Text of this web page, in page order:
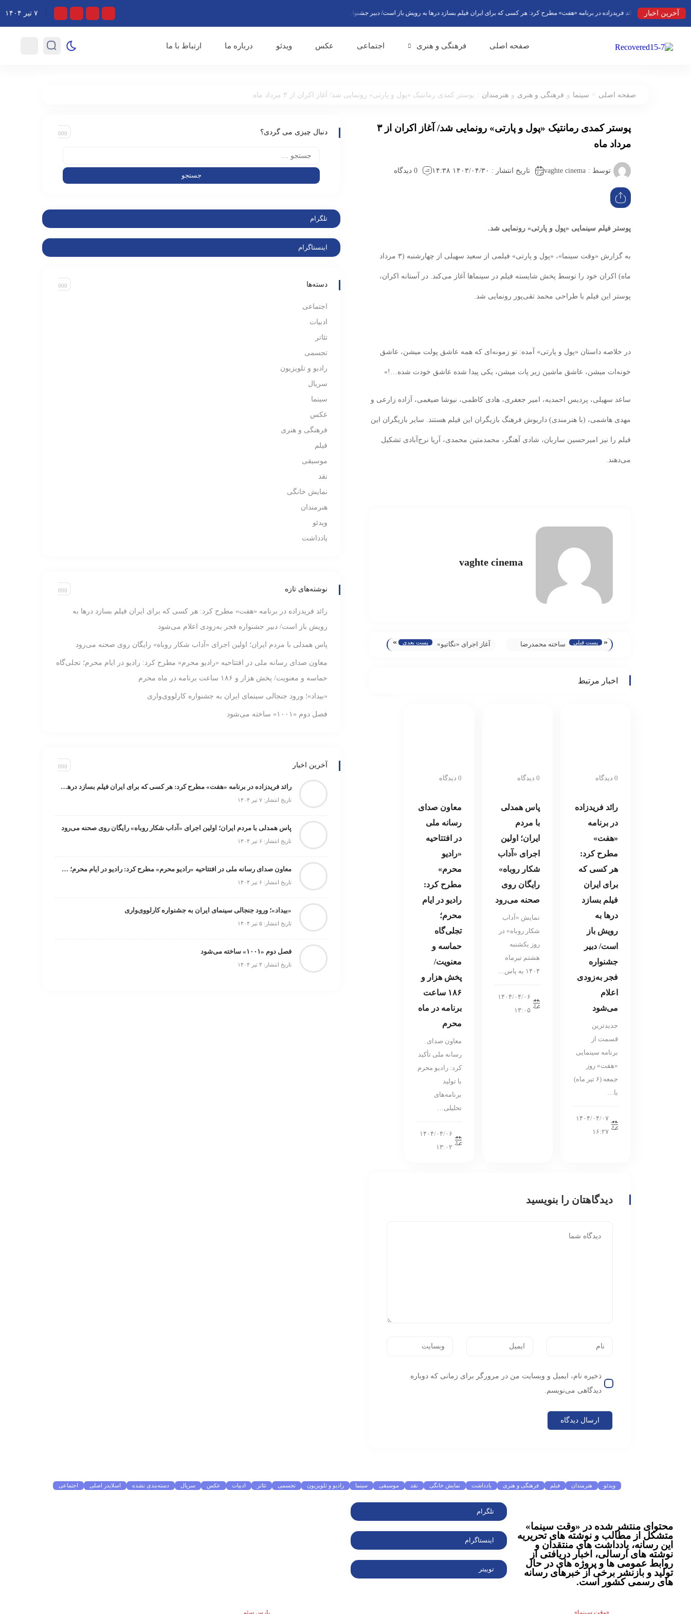
آخرین اخباررائد فریدزاده در برنامه «هفت» مطرح کرد: هر کسی که برای ایران فیلم بسازد در‌ها به رویش باز است/ دبیر جشنواره فجر به‌زودی اعلام می‌شود معاون صدای رسانه
۷ تیر ۱۴۰۴
صفحه اصلی فرهنگی و هنری اجتماعی عکس ویدئو درباره ما ارتباط با ما
صفحه اصلی > سینما و فرهنگی و هنری و هنرمندان : پوستر کمدی رمانتیک «پول و پارتی» رونمایی شد/ آغاز اکران از ۳ مرداد ماه
پوستر کمدی رمانتیک «پول و پارتی» رونمایی شد/ آغاز اکران از ۳
مرداد ماه
توسط : vaghte cinema تاریخ انتشار : ۱۴۰۳/۰۴/۳۰ ۱۴:۳۸ 0 دیدگاه
پوستر فیلم سینمایی «پول و پارتی» رونمایی شد.
به گزارش «وقت سینما»، «پول و پارتی» فیلمی از سعید سهیلی از چهارشنبه (۳ مرداد
ماه) اکران خود را توسط پخش شایسته فیلم در سینماها آغاز می‌کند. در آستانه اکران،
پوستر این فیلم با طراحی محمد تقی‌پور رونمایی شد.
در خلاصه داستان «پول و پارتی» آمده: تو زمونه‌ای که همه عاشق پولت میشن، عاشق
خونه‌ات میشن، عاشق ماشین زیر پات میشن، یکی پیدا شده عاشق خودت شده…!»
ساعد سهیلی، پردیس احمدیه، امیر جعفری، هادی کاظمی، نیوشا ضیغمی، آزاده زارعی و
مهدی هاشمی، (با هنرمندی) داریوش فرهنگ بازیگران این فیلم هستند. سایر بازیگران این
فیلم را نیز امیرحسین ساربان، شادی آهنگر، محمدمتین محمدی، آریا نرج‌آبادی تشکیل
می‌دهند.
vaghte cinema
« پست قبلی
ساخته محمدرضا
آغاز اجرای «نگاتیو»
پست بعدی »
اخبار مرتبط
0 دیدگاه
رائد فریدزاده
در برنامه
«هفت»
مطرح کرد:
هر کسی که
برای ایران
فیلم بسازد
در‌ها به
رویش باز
است/ دبیر
جشنواره
فجر به‌زودی
اعلام
می‌شود
جدیدترین
قسمت از
برنامه سینمایی
«هفت» روز
جمعه (۶ تیر ماه)
با…
۱۴۰۴/۰۴/۰۷
۱۶:۲۷
0 دیدگاه
پاس همدلی
با مردم
ایران؛ اولین
اجرای «آداب
شکار روباه»
رایگان روی
صحنه می‌رود
نمایش «آداب
شکار روباه» در
روز یکشنبه
هشتم تیرماه
۱۴۰۴ به پاس…
۱۴۰۴/۰۴/۰۶
۱۳:۰۵
0 دیدگاه
معاون صدای
رسانه ملی
در افتتاحیه
«رادیو
محرم»
مطرح کرد:
رادیو در ایام
محرم‌؛
تجلی‌گاه
حماسه و
معنویت/
پخش هزار و
۱۸۶ ساعت
برنامه در ماه
محرم
معاون صدای
رسانه ملی تأکید
کرد: رادیو محرم
با تولید
برنامه‌های
تحلیلی…
۱۴۰۴/۰۴/۰۶
۱۳:۰۲
دیدگاهتان را بنویسید
ذخیره نام، ایمیل و وبسایت من در مرورگر برای زمانی که دوباره
دیدگاهی می‌نویسم.
دنبال چیزی می گردی؟
تلگرام
اینستاگرام
دسته‌ها
اجتماعی
ادبیات
تئاتر
تجسمی
رادیو و تلویزیون
سریال
سینما
عکس
فرهنگی و هنری
فیلم
موسیقی
نقد
نمایش خانگی
هنرمندان
ویدئو
یادداشت
نوشته‌های تازه
رائد فریدزاده در برنامه «هفت» مطرح کرد: هر کسی که برای ایران فیلم بسازد در‌ها به
رویش باز است/ دبیر جشنواره فجر به‌زودی اعلام می‌شود
پاس همدلی با مردم ایران؛ اولین اجرای «آداب شکار روباه» رایگان روی صحنه می‌رود
معاون صدای رسانه ملی در افتتاحیه «رادیو محرم» مطرح کرد: رادیو در ایام محرم‌؛ تجلی‌گاه
حماسه و معنویت/ پخش هزار و ۱۸۶ ساعت برنامه در ماه محرم
«بیداد»؛ ورود جنجالی سینمای ایران به جشنواره کارلووی‌واری
فصل دوم «۱۰۰۱» ساخته می‌شود
آخرین اخبار
رائد فریدزاده در برنامه «هفت» مطرح کرد: هر کسی که برای ایران فیلم بسازد در‌ها به رویش باز است/ دبیر جشنواره فجر به‌زودی اعلام می‌شود
تاریخ انتشار: ۷ تیر ۱۴۰۴
پاس همدلی با مردم ایران؛ اولین اجرای «آداب شکار روباه» رایگان روی صحنه می‌رود
تاریخ انتشار: ۶ تیر ۱۴۰۴
معاون صدای رسانه ملی در افتتاحیه «رادیو محرم» مطرح کرد: رادیو در ایام محرم‌؛ تجلی‌گاه حماسه و معنویت/ پخش هزار و ۱۸۶ ساعت برنامه در ماه محرم
تاریخ انتشار: ۶ تیر ۱۴۰۴
«بیداد»؛ ورود جنجالی سینمای ایران به جشنواره کارلووی‌واری
تاریخ انتشار: ۵ تیر ۱۴۰۴
فصل دوم «۱۰۰۱» ساخته می‌شود
تاریخ انتشار: ۴ تیر ۱۴۰۴
ویدئو هنرمندان فیلم فرهنگی و هنری یادداشت نمایش خانگی نقد موسیقی سینما رادیو و تلویزیون تجسمی تئاتر ادبیات عکس سریال دسته‌بندی نشده اسلایدر اصلی اجتماعی
محتوای منتشر شده در «وقت سینما»
متشکل از مطالب و نوشته های تحریریه
این رسانه، یادداشت های منتقدان و
نوشته های ارسالی، اخبار دریافتی از
روابط عمومی ها و پروژه های در حال
تولید و بازنشر برخی از خبرهای رسانه
های رسمی کشور است.
تلگرام
اینستاگرام
توییتر
«وقت سینما» پارس سئو